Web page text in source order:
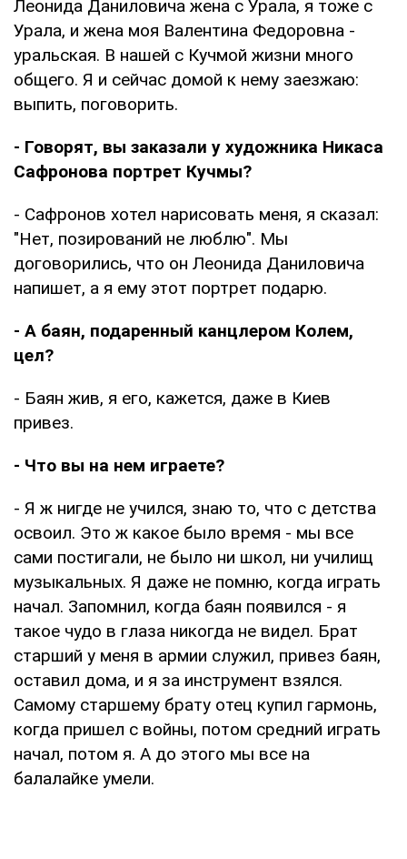
Леонида Даниловича жена с Урала, я тоже с
Урала, и жена моя Валентина Федоровна -
уральская. В нашей с Кучмой жизни много
общего. Я и сейчас домой к нему заезжаю:
выпить, поговорить.
- Говорят, вы заказали у художника Никаса
Сафронова портрет Кучмы?
- Сафронов хотел нарисовать меня, я сказал:
"Нет, позирований не люблю". Мы
договорились, что он Леонида Даниловича
напишет, а я ему этот портрет подарю.
- А баян, подаренный канцлером Колем,
цел?
- Баян жив, я его, кажется, даже в Киев
привез.
- Что вы на нем играете?
- Я ж нигде не учился, знаю то, что с детства
освоил. Это ж какое было время - мы все
сами постигали, не было ни школ, ни училищ
музыкальных. Я даже не помню, когда играть
начал. Запомнил, когда баян появился - я
такое чудо в глаза никогда не видел. Брат
старший у меня в армии служил, привез баян,
оставил дома, и я за инструмент взялся.
Самому старшему брату отец купил гармонь,
когда пришел с войны, потом средний играть
начал, потом я. А до этого мы все на
балалайке умели.